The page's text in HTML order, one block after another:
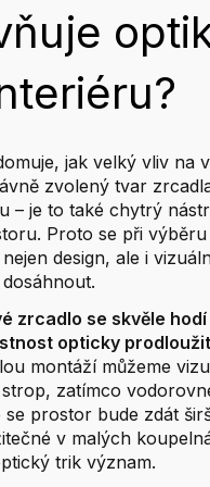
jak velký vliv na
zvolený tvar
– je to také chytrý
Proto se při
design, ale i
zrcadlo se skvěle
opticky
montáží můžeme
strop, zatímco
se prostor bude zdát
v malých
trik význam.